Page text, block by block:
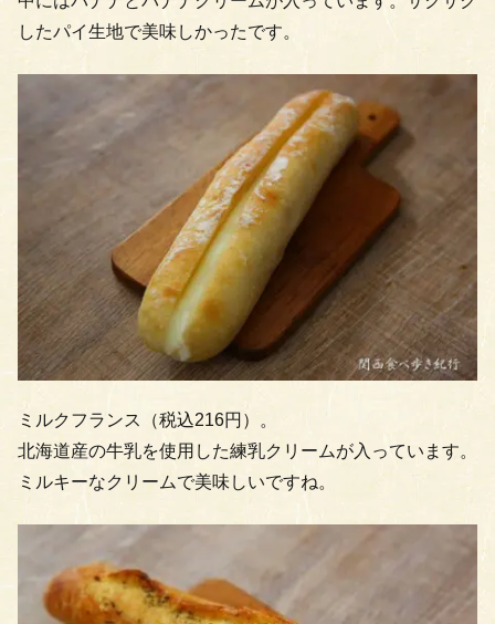
したパイ生地で美味しかったです。
ミルクフランス（税込216円）。
北海道産の牛乳を使用した練乳クリームが入っています。
ミルキーなクリームで美味しいですね。